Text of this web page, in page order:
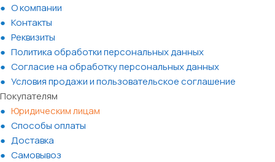
О компании
Контакты
Реквизиты
Политика обработки персональных данных
Согласие на обработку персональных данных
Условия продажи и пользовательское соглашение
Покупателям
Юридическим лицам
Способы оплаты
Доставка
Самовывоз